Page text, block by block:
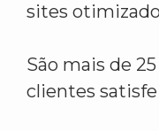
sites
São mais de
clientes